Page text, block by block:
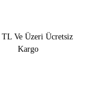
TL Ve Üzeri Ücretsiz
Kargo